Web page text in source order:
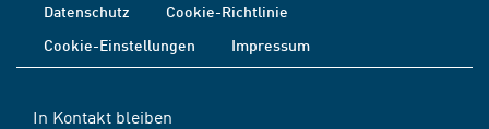
Datenschutz
Cookie-Richtlinie
Cookie-Einstellungen
Impressum
In Kontakt bleiben